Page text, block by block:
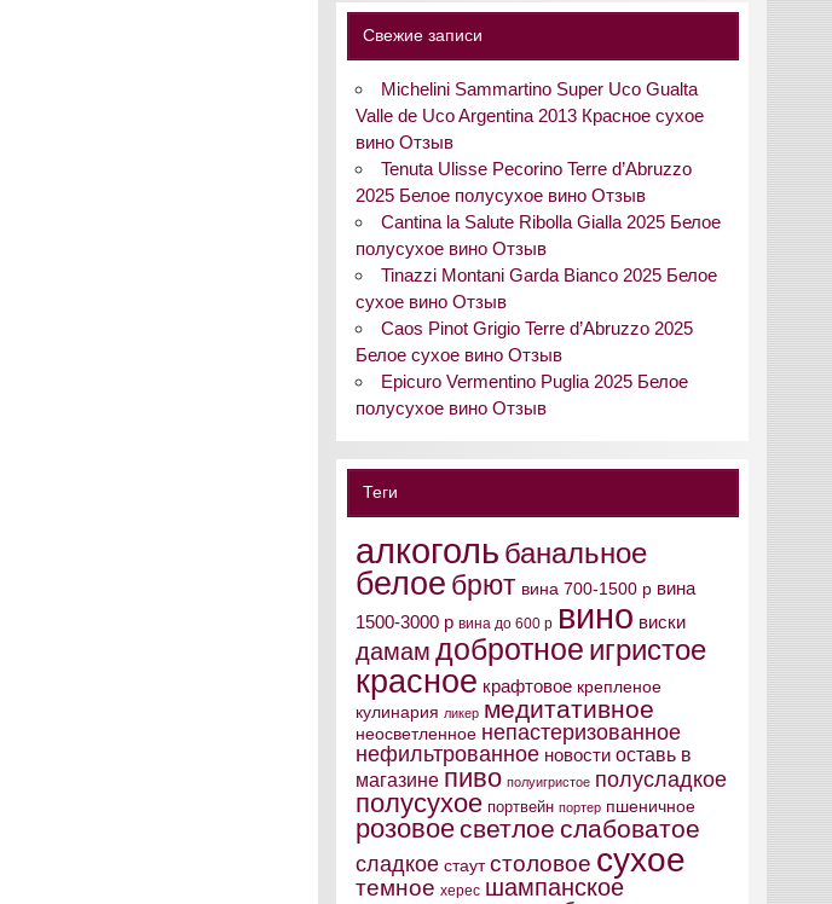
Свежие записи
Michelini Sammartino Super Uco Gualta
Valle de Uco Argentina 2013 Красное сухое
вино Отзыв
Tenuta Ulisse Pecorino Terre d’Abruzzo
2025 Белое полусухое вино Отзыв
Cantina la Salute Ribolla Gialla 2025 Белое
полусухое вино Отзыв
Tinazzi Montani Garda Bianco 2025 Белое
сухое вино Отзыв
Caos Pinot Grigio Terre d’Abruzzo 2025
Белое сухое вино Отзыв
Epicuro Vermentino Puglia 2025 Белое
полусухое вино Отзыв
Теги
алкоголь банальное
белое брют вина 700-1500 р вина
1500-3000 р вина до 600 р вино виски
дамам добротное игристое
красное крафтовое крепленое
кулинария ликер медитативное
неосветленное непастеризованное
нефильтрованное новости оставь в
магазине пиво полуигристое полусладкое
полусухое портвейн портер пшеничное
розовоесветлое слабоватое
сладкое стаут столовое сухое
темное херес шампанское